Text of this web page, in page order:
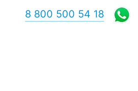
8 800 500 54 18